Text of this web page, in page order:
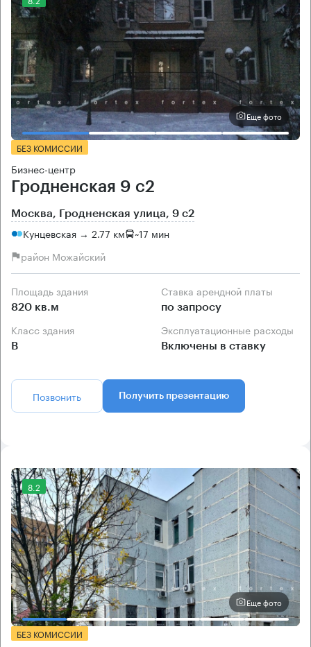
Еще фото
БЕЗ КОМИССИИ
Бизнес-центр
Гродненская 9 с2
Москва, Гродненская улица, 9 с2
Кунцевская → 2.77 км ~17 мин
район Можайский
Площадь здания
820 кв.м
Ставка арендной платы
по запросу
Класс здания
B
Эксплуатационные расходы
Включены в ставку
Позвонить Получить презентацию
8.2
Еще фото
БЕЗ КОМИССИИ